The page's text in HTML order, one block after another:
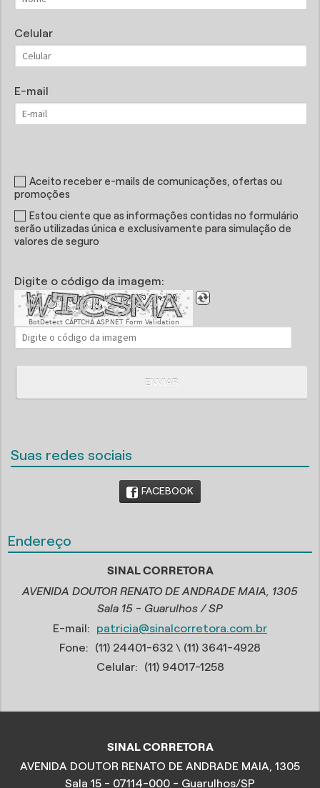
Celular
E-mail
Aceito receber e-mails de comunicações, ofertas ou
promoções
Estou ciente que as informações contidas no formulário
serão utilizadas única e exclusivamente para simulação de
valores de seguro
Digite o código da imagem:
BotDetect CAPTCHA ASP.NET Form Validation
ENVIAR
Suas redes sociais
FACEBOOK
Endereço
SINAL CORRETORA
AVENIDA DOUTOR RENATO DE ANDRADE MAIA, 1305
Sala 15 - Guarulhos / SP
E-mail:
patricia@sinalcorretora.com.br
Fone:
(11) 24401-632 \ (11) 3641-4928
Celular:
(11) 94017-1258
SINAL CORRETORA
AVENIDA DOUTOR RENATO DE ANDRADE MAIA, 1305
Sala 15 - 07114-000 - Guarulhos/SP